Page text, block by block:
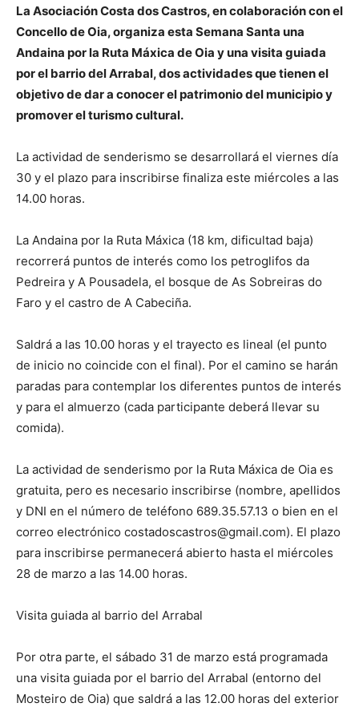
La Asociación Costa dos Castros, en colaboración con el
Concello de Oia, organiza esta Semana Santa una
Andaina por la Ruta Máxica de Oia y una visita guiada
por el barrio del Arrabal, dos actividades que tienen el
objetivo de dar a conocer el patrimonio del municipio y
promover el turismo cultural.
La actividad de senderismo se desarrollará el viernes día
30 y el plazo para inscribirse finaliza este miércoles a las
14.00 horas.
La Andaina por la Ruta Máxica (18 km, dificultad baja)
recorrerá puntos de interés como los petroglifos da
Pedreira y A Pousadela, el bosque de As Sobreiras do
Faro y el castro de A Cabeciña.
Saldrá a las 10.00 horas y el trayecto es lineal (el punto
de inicio no coincide con el final). Por el camino se harán
paradas para contemplar los diferentes puntos de interés
y para el almuerzo (cada participante deberá llevar su
comida).
La actividad de senderismo por la Ruta Máxica de Oia es
gratuita, pero es necesario inscribirse (nombre, apellidos
y DNI en el número de teléfono 689.35.57.13 o bien en el
correo electrónico costadoscastros@gmail.com). El plazo
para inscribirse permanecerá abierto hasta el miércoles
28 de marzo a las 14.00 horas.
Visita guiada al barrio del Arrabal
Por otra parte, el sábado 31 de marzo está programada
una visita guiada por el barrio del Arrabal (entorno del
Mosteiro de Oia) que saldrá a las 12.00 horas del exterior